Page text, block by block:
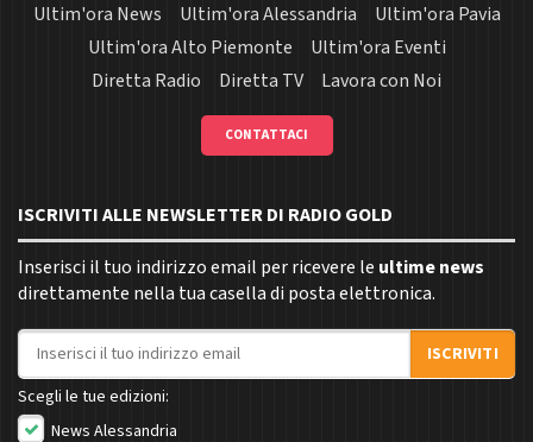
Ultim'ora News
Ultim'ora Alessandria
Ultim'ora Pavia
Ultim'ora Alto Piemonte
Ultim'ora Eventi
Diretta Radio
Diretta TV Lavora con Noi
CONTATTACI
ISCRIVITI ALLE NEWSLETTER DI RADIO GOLD
Inserisci il tuo indirizzo email per ricevere le ultime news
direttamente nella tua casella di posta elettronica.
Indirizzo email
ISCRIVITI
Scegli le tue edizioni:
News Alessandria